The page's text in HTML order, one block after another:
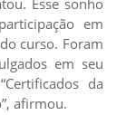
em
curso. Foram
em seu
da
afirmou.